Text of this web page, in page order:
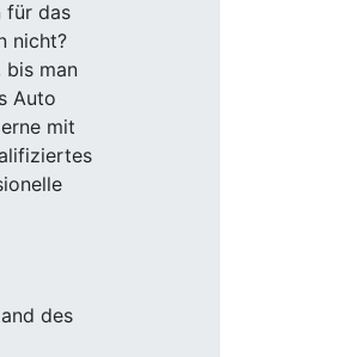
für das
nicht?
bis man
Auto
mit
des